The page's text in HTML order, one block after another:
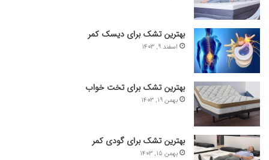
بهترین تشک برای دیسک کمر
اسفند 9, 1403
بهترین تشک برای تخت خواب
بهمن 19, 1403
بهترین تشک برای گودی کمر
بهمن 15, 1403